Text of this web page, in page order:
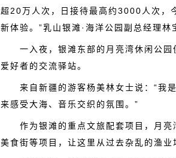
超20万人次，日接待最高约3000人次，
新体验。”乳山银滩·海洋公园副总经理林
一入夜，银滩东部的月亮湾休闲公
爱好者的交流驿站。
来自新疆的游客杨美林女士说：“我
来感受大海、音乐交织的氛围。”
作为银滩的重点文旅配套项目，月
美食街等项目，让这里从过去杂乱的渔